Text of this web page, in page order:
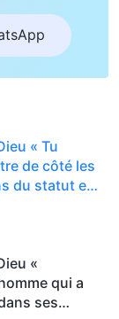
« Tu
de côté les
du statut et
«
qui a
ses